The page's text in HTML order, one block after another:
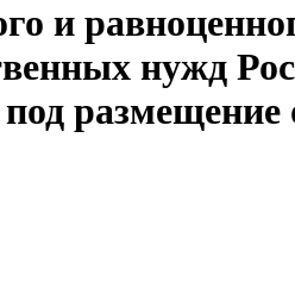
и
нужд
размещение